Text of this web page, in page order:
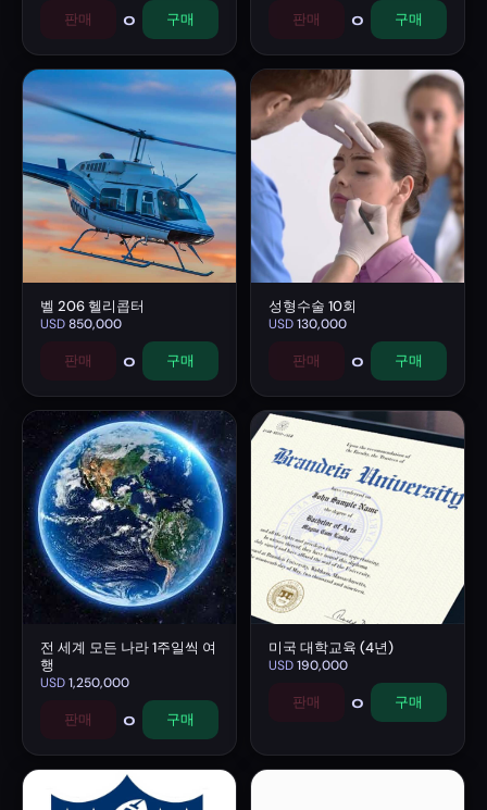
판매 0 구매 판매 0 구매
벨 206 헬리콥터
USD850,000
판매 0 구매
성형수술 10회
USD130,000
판매 0 구매
전 세계 모든 나라 1주일씩 여
행
USD1,250,000
판매 0 구매
미국 대학교육 (4년)
USD190,000
판매 0 구매